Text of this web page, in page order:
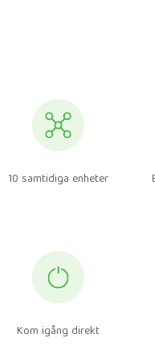
10 samtidiga enheter
Kom igång direkt